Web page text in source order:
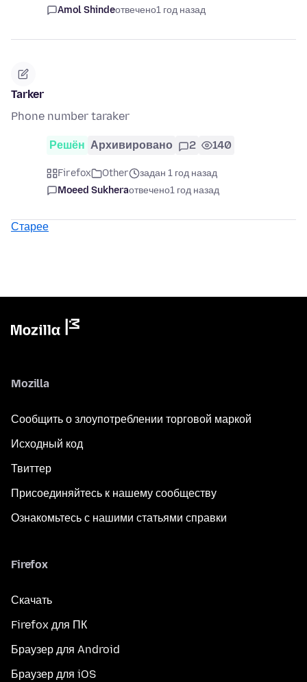
Amol Shindeотвечено1 год назад
Tarker
Phone number taraker
Решён Архивировано 2 140
Firefox Other
задан 1 год назад
Moeed Sukheraотвечено1 год назад
Старее
Mozilla
Сообщить о злоупотреблении торговой маркой
Исходный код
Твиттер
Присоединяйтесь к нашему сообществу
Ознакомьтесь с нашими статьями справки
Firefox
Скачать
Firefox для ПК
Браузер для Android
Браузер для iOS